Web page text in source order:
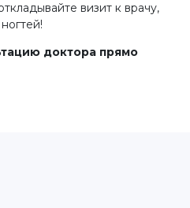
визит к врачу,
доктора прямо